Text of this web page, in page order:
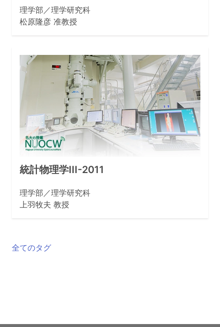
理学部／理学研究科
松原隆彦 准教授
統計物理学III-2011
理学部／理学研究科
上羽牧夫 教授
全てのタグ